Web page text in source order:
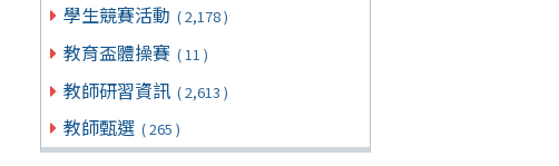
學生競賽活動 ( 2,178 )
教育盃體操賽 ( 11 )
教師研習資訊 ( 2,613 )
教師甄選 ( 265 )